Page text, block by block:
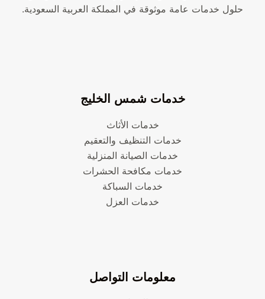
حلول خدمات عامة موثوقة في المملكة العربية السعودية.
خدمات شمس الخليج
خدمات الأثاث
خدمات التنظيف والتعقيم
خدمات الصيانة المنزلية
خدمات مكافحة الحشرات
خدمات السباكة
خدمات العزل
معلومات التواصل